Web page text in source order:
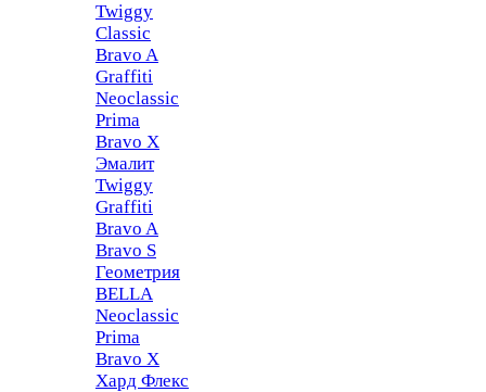
Twiggy
Classic
Bravo A
Graffiti
Neoclassic
Prima
Bravo X
Эмалит
Twiggy
Graffiti
Bravo A
Bravo S
Геометрия
BELLA
Neoclassic
Prima
Bravo X
Хард Флекс